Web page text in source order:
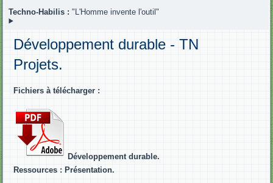
Techno-Habilis : "L'Homme invente l'outil"
Développement durable - TN
Projets.
Fichiers à télécharger :
Développement durable.
Ressources : Présentation.